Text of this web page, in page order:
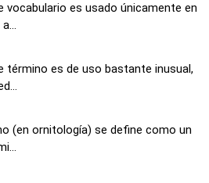
vocabulario es usado únicamente en
término es de uso bastante inusual,
(en ornitología) se define como un